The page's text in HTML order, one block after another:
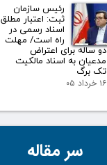
رئیس سازمان
ثبت: اعتبار مطلق
اسناد رسمی در
راه است/ مهلت
دو ساله برای اعتراض
مدعیان به اسناد مالکیت
تک برگ
۱۶ خرداد ۰۵
سر مقاله